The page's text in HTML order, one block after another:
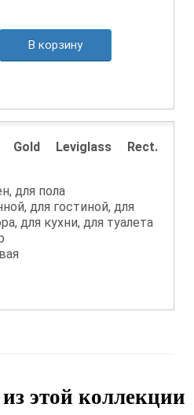
В корзину
Gold Leviglass Rect.
для пола
для гостиной, для
для кухни, для туалета
этой коллекции